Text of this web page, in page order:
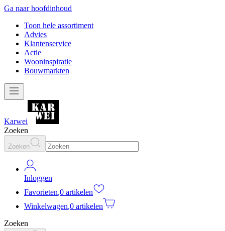
Ga naar hoofdinhoud
Toon hele assortiment
Advies
Klantenservice
Actie
Wooninspiratie
Bouwmarkten
Karwei
Zoeken
Zoeken
Inloggen
Favorieten,0 artikelen
Winkelwagen,0 artikelen
Zoeken